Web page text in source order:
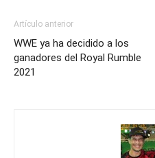
Artículo anterior
WWE ya ha decidido a los
ganadores del Royal Rumble
2021